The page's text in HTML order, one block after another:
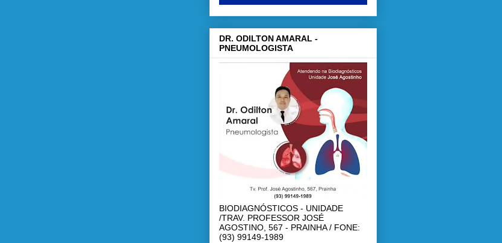
DR. ODILTON AMARAL -
PNEUMOLOGISTA
BIODIAGNÓSTICOS - UNIDADE
/TRAV. PROFESSOR JOSÉ
AGOSTINO, 567 - PRAINHA / FONE:
(93) 99149-1989